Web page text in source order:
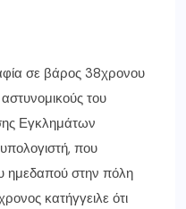
σε βάρος 38χρονου
του
Εγκλημάτων
που
ημεδαπού στην πόλη
κατήγγειλε ότι